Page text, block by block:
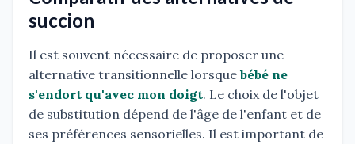
succion
Il est souvent nécessaire de proposer une
alternative transitionnelle lorsque bébé ne
s'endort qu'avec mon doigt. Le choix de l'objet
de substitution dépend de l'âge de l'enfant et de
ses préférences sensorielles. Il est important de